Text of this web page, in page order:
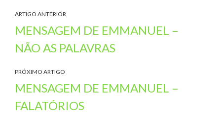
ARTIGO ANTERIOR
MENSAGEM DE EMMANUEL –
NÃO AS PALAVRAS
PRÓXIMO ARTIGO
MENSAGEM DE EMMANUEL –
FALATÓRIOS